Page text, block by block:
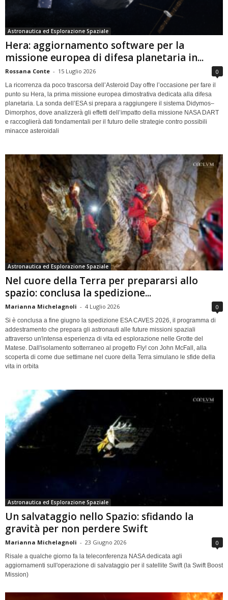
Astronautica ed Esplorazione Spaziale
Hera: aggiornamento software per la
missione europea di difesa planetaria in...
Rossana Conte - 15 Luglio 2026 0
La ricorrenza da poco trascorsa dell’Asteroid Day offre l’occasione per fare il
punto su Hera, la prima missione europea dimostrativa dedicata alla difesa
planetaria. La sonda dell’ESA si prepara a raggiungere il sistema Didymos–
Dimorphos, dove analizzerà gli effetti dell’impatto della missione NASA DART
e raccoglierà dati fondamentali per il futuro delle strategie contro possibili
minacce asteroidali
Astronautica ed Esplorazione Spaziale
Nel cuore della Terra per prepararsi allo
spazio: conclusa la spedizione...
Marianna Michelagnoli - 4 Luglio 2026 0
Si è conclusa a fine giugno la spedizione ESA CAVES 2026, il programma di
addestramento che prepara gli astronauti alle future missioni spaziali
attraverso un'intensa esperienza di vita ed esplorazione nelle Grotte del
Matese. Dall'isolamento sotterraneo al progetto Fly! con John McFall, alla
scoperta di come due settimane nel cuore della Terra simulano le sfide della
vita in orbita
Astronautica ed Esplorazione Spaziale
Un salvataggio nello Spazio: sfidando la
gravità per non perdere Swift
Marianna Michelagnoli - 23 Giugno 2026 0
Risale a qualche giorno fa la teleconferenza NASA dedicata agli
aggiornamenti sull'operazione di salvataggio per il satellite Swift (la Swift Boost
Mission)